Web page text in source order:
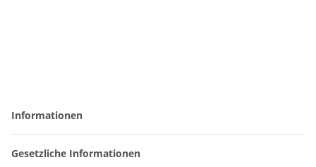
Informationen
Gesetzliche Informationen